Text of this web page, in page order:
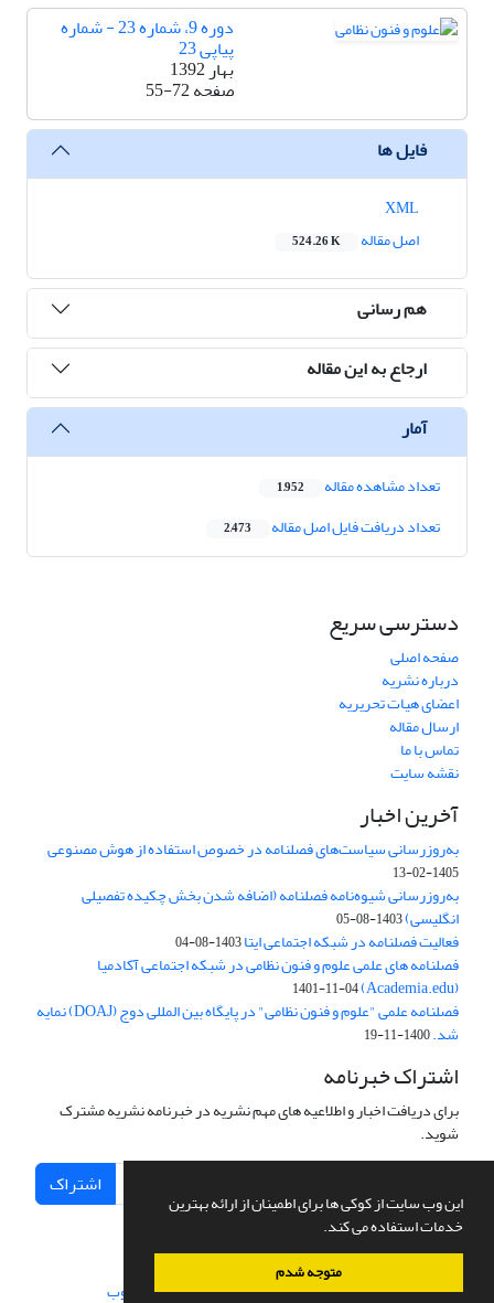
این وب سایت از کوکی ها برای اطمینان از ارائه بهترین
خدمات استفاده می کند.
متوجه شدم
دوره 9، شماره 23 - شماره
پیاپی 23
بهار 1392
صفحه55-72
فایل ها
اصل مقاله
524.26 K
هم رسانی
ارجاع به این مقاله
آمار
تعداد مشاهده مقاله 1,952
تعداد دریافت فایل اصل مقاله 2,473
دسترسی سریع
صفحه اصلی
درباره نشریه
اعضای هیات تحریریه
ارسال مقاله
تماس با ما
نقشه سایت
آخرین اخبار
به‌روزرسانی سیاست‌های فصلنامه در خصوص استفاده از هوش مصنوعی
1405-02-13
به‌روزرسانی شیوه‌نامه فصلنامه (اضافه شدن بخش چکیده تفصیلی
انگلیسی)1403-08-05
فعالیت فصلنامه در شبکه اجتماعی ایتا1403-08-04
فصلنامه های علمی علوم و فنون نظامی در شبکه اجتماعی آکادمیا
(Academia.edu)
1401-11-04
فصلنامه علمی "علوم و فنون نظامی" در پایگاه بین المللی دوج (DOAJ) نمایه
شد.1400-11-19
اشتراک خبرنامه
برای دریافت اخبار و اطلاعیه های مهم نشریه در خبرنامه نشریه مشترک
شوید.
اشتراک
سامانه مدیریت نشریات علمی.طراحی و پیاده سازی از سیناوب